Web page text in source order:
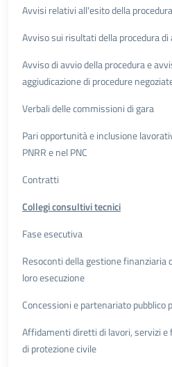
Avvisi relativi all'esito della procedura
Avviso sui risultati della procedura
Avviso di avvio della procedura e
aggiudicazione di procedure
Verbali delle commissioni di gara
Pari opportunità e inclusione
PNRR e nel PNC
Contratti
Collegi consultivi tecnici
Fase esecutiva
Resoconti della gestione
loro esecuzione
Concessioni e partenariato pubblico
Affidamenti diretti di lavori, servizi
di protezione civile